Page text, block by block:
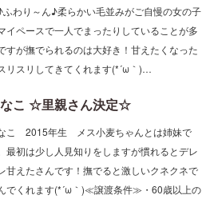
イペースで一人でまったりしていることが多
すが撫でられるのは大好き！甘えたくなった
リスリしてきてくれます(*´ω｀)…
こ 2015年生 メス小麦ちゃんとは姉妹で
最初は少し人見知りをしますが慣れるとデレ
甘えたさんです！撫でると激しいクネクネで
でくれます(*´ω｀)≪譲渡条件≫・60歳以上の
要保証人。・男…